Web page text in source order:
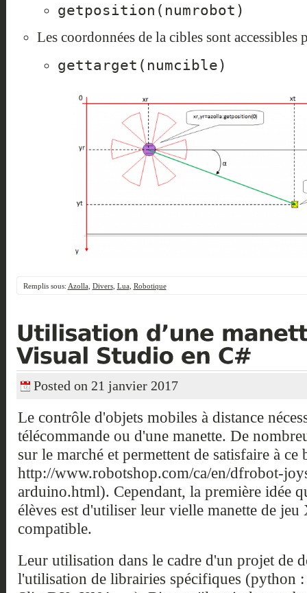
getposition(numrobot)
Les coordonnées de la cibles sont accessibles
gettarget(numcible)
Remplis sous: Azolla, Divers, Lua, Robotique
Posted on 21 janvier 2017
Le contrôle d'objets mobiles à distance
télécommande ou d'une manette. De
sur le marché et permettent de satisfaire à ce
http://www.robotshop.com/ca/en/dfrobot-
arduino.html). Cependant, la première idée
élèves est d'utiliser leur vielle manette de
compatible.
Leur utilisation dans le cadre d'un projet de
l'utilisation de librairies spécifiques (python